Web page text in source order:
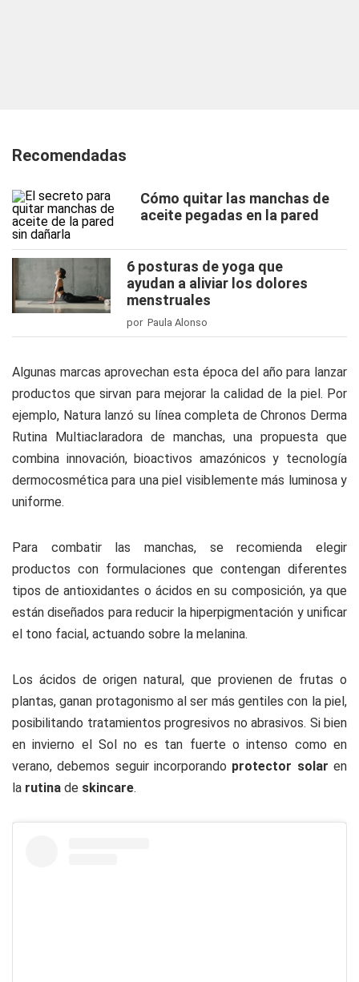
Recomendadas
Cómo quitar las manchas de
aceite pegadas en la pared
6 posturas de yoga que
ayudan a aliviar los dolores
menstruales
por Paula Alonso
Algunas marcas aprovechan esta época del año para lanzar
productos que sirvan para mejorar la calidad de la piel. Por
ejemplo, Natura lanzó su línea completa de Chronos Derma
Rutina Multiaclaradora de manchas, una propuesta que
combina innovación, bioactivos amazónicos y tecnología
dermocosmética para una piel visiblemente más luminosa y
uniforme.
Para combatir las manchas, se recomienda elegir
productos con formulaciones que contengan diferentes
tipos de antioxidantes o ácidos en su composición, ya que
están diseñados para reducir la hiperpigmentación y unificar
el tono facial, actuando sobre la melanina.
Los ácidos de origen natural, que provienen de frutas o
plantas, ganan protagonismo al ser más gentiles con la piel,
posibilitando tratamientos progresivos no abrasivos. Si bien
en invierno el Sol no es tan fuerte o intenso como en
verano, debemos seguir incorporando protector solar en
la rutina de skincare.